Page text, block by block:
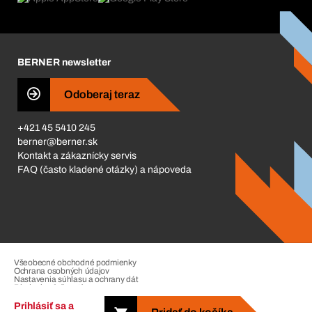
Prihlásiť sa a
Business Conduct
BERNER newsletter
Odoberaj teraz
+421 45 5410 245
berner@berner.sk
Kontakt a zákaznícky servis
FAQ (často kladené otázky) a nápoveda
Všeobecné obchodné podmienky
Ochrana osobných údajov
Nastavenia súhlasu a ochrany dát
Riadenie sťažností